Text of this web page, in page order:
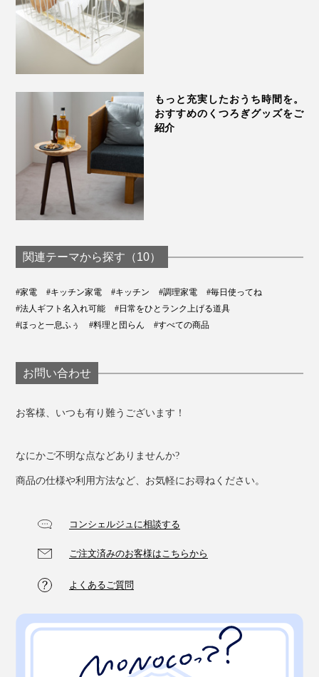
もっと充実したおうち時間を。
おすすめのくつろぎグッズをご
紹介
関連テーマから探す（10）
#家電 #キッチン家電 #キッチン #調理家電
#毎日使ってね
#法人ギフト名入れ可能
#日常をひとランク上げる道具
#ほっと一息ふぅ
#料理と団らん #すべての商品
お問い合わせ
お客様、いつも有り難うございます！
なにかご不明な点などありませんか?
商品の仕様や利用方法など、お気軽にお尋ねください。
コンシェルジュに相談する
ご注文済みのお客様はこちらから
よくあるご質問